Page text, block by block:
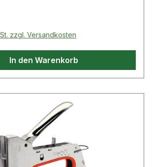
zzgl. Versandkosten
In den Warenkorb